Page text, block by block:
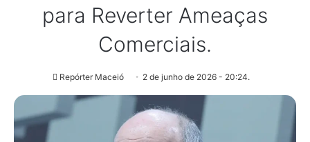
para Reverter Ameaças
Comerciais.
Repórter Maceió 2 de junho de 2026 - 20:24.